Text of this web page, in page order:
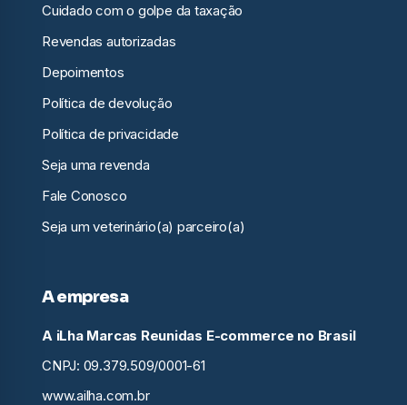
Cuidado com o golpe da taxação
Revendas autorizadas
Depoimentos
Política de devolução
Política de privacidade
Seja uma revenda
Fale Conosco
Seja um veterinário(a) parceiro(a)
A empresa
A iLha Marcas Reunidas E-commerce no Brasil
CNPJ: 09.379.509/0001-61
www.ailha.com.br